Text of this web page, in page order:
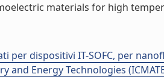
materials for high
per dispositivi IT-SOFC, per
Energy Technologies